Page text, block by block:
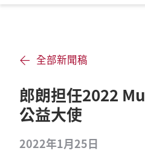
全部新聞稿
郎朗担任2022
公益大使
2022年1月25日